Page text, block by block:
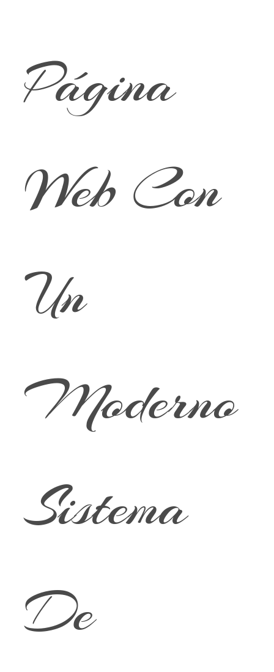
Página
Web Con
Un
Moderno
Sistema
De